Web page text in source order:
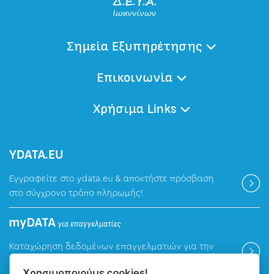
Σημεία Εξυπηρέτησης
Επικοινωνία
Χρήσιμα Links
ΥDATA.EU
Εγγραφείτε στο ydata.eu & αποκτήστε πρόσβαση
στο σύγχρονο τρόπο πληρωμής!
myDATAγια επαγγελματίες
Καταχώρηση δεδομένων επαγγελματιών για την